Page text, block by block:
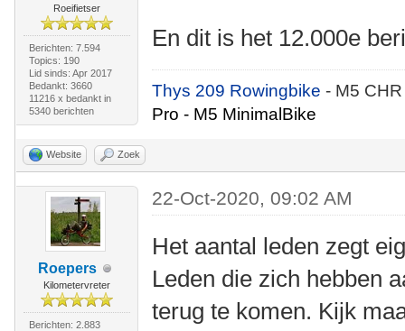
Roeifietser
Berichten: 7.594
Topics: 190
Lid sinds: Apr 2017
Bedankt: 3660
11216 x bedankt in
5340 berichten
En dit is het 12.000e
Thys 209 Rowingbike- M5
Pro - M5 MinimalBike
Website Zoek
Roepers
Kilometervreter
Berichten: 2.883
22-Oct-2020, 09:02 AM
Het aantal leden zegt
Leden die zich hebben
terug te komen. Kijk